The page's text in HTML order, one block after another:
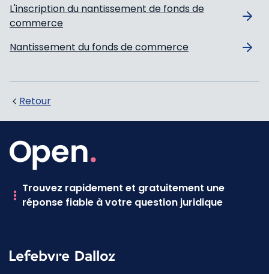
L'inscription du nantissement de fonds de
commerce
Nantissement du fonds de commerce
Retour
Trouvez rapidement et gratuitement une
réponse fiable à votre question juridique